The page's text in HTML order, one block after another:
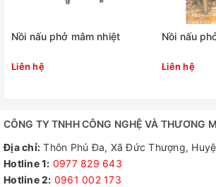
Kích thước củanồi nấu phở 3 ngăn
Nồi nấu phở mâm nhiệt
Liên hệ
Nồi nấu
Liên hệ
CÔNG TY TNHH CÔNG NGHỆ VÀ THƯƠNG
Địa chỉ: Thôn Phú Đa, Xã Đức Thượng,
Hotline 1: 0977 829 643
Hotline 2: 0961 002 173​